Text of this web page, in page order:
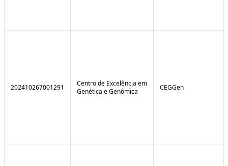
202410267001291
Centro de Excelência em
Genética e Genômica
CEGGen